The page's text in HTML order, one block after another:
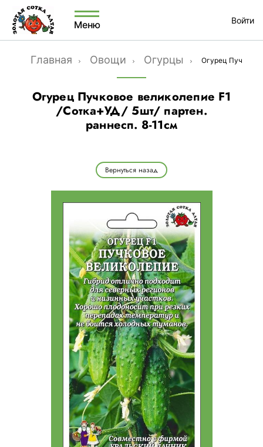
Меню Войти
Главная Овощи Огурцы Огурец
Огурец Пучковое великолепие F1
/Сотка+УД/ 5шт/ партен.
раннесп. 8-11см
Вернуться назад